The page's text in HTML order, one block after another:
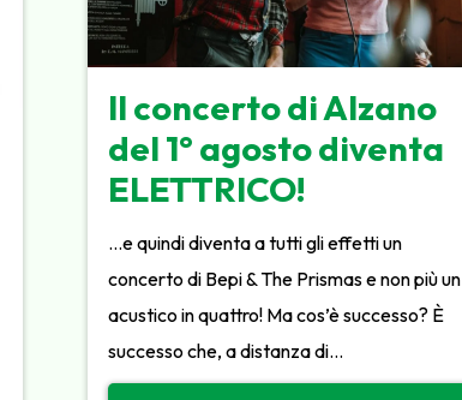
Il concerto di Alzano
del 1° agosto diventa
ELETTRICO!
…e quindi diventa a tutti gli effetti un
concerto di Bepi & The Prismas e non più un
acustico in quattro! Ma cos’è successo? È
successo che, a distanza di…